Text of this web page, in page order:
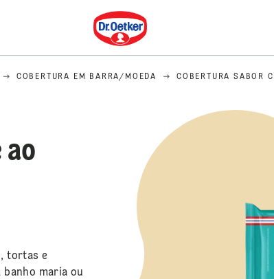
Dr. Oetker
COBERTURA EM BARRA/MOEDA COBERTURA SABOR
ao
tortas e
maria ou